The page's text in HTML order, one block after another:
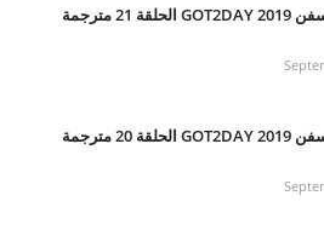
برنامج قوت سفن GOT2DAY 2019 الحلقة 21 مترجمة
برنامج قوت سفن GOT2DAY 2019 الحلقة 20 مترجمة